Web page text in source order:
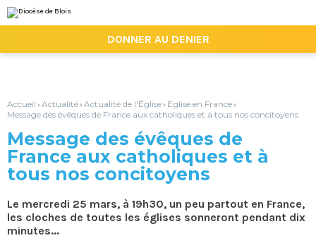
au
contenu.
la
personnels
DONNER AU DENIER
Accueil › Actualité› Actualité de l'Église› Eglise en France›
Message des évêques de France aux catholiques et à tous nos concitoyens
Message des évêques de
France aux catholiques et à
tous nos concitoyens
Le mercredi 25 mars, à 19h30, un peu partout en France,
les cloches de toutes les églises sonneront pendant dix
minutes...